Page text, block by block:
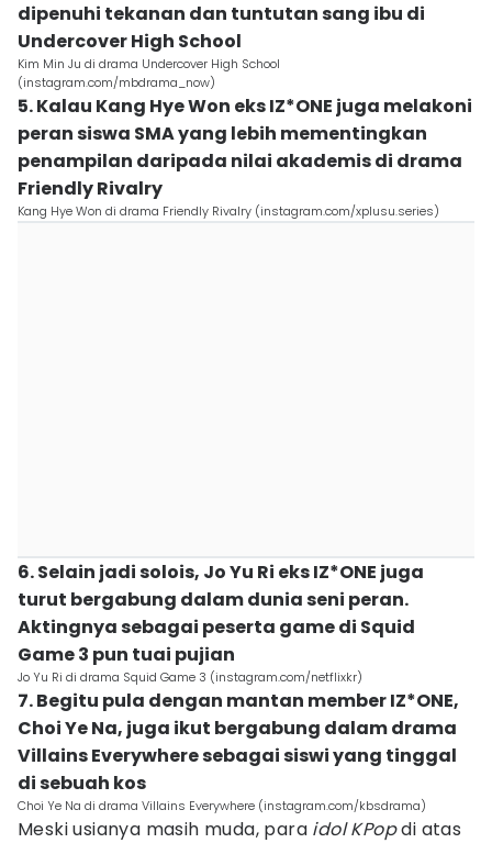
dipenuhi tekanan dan tuntutan sang ibu di
Undercover High School
Kim Min Ju di drama Undercover High School
(instagram.com/mbdrama_now)
5. Kalau Kang Hye Won eks IZ*ONE juga melakoni
peran siswa SMA yang lebih mementingkan
penampilan daripada nilai akademis di drama
Friendly Rivalry
Kang Hye Won di drama Friendly Rivalry (instagram.com/xplusu.series)
6. Selain jadi solois, Jo Yu Ri eks IZ*ONE juga
turut bergabung dalam dunia seni peran.
Aktingnya sebagai peserta game di Squid
Game 3 pun tuai pujian
Jo Yu Ri di drama Squid Game 3 (instagram.com/netflixkr)
7. Begitu pula dengan mantan member IZ*ONE,
Choi Ye Na, juga ikut bergabung dalam drama
Villains Everywhere sebagai siswi yang tinggal
di sebuah kos
Choi Ye Na di drama Villains Everywhere (instagram.com/kbsdrama)
Meski usianya masih muda, para idol KPopdi atas